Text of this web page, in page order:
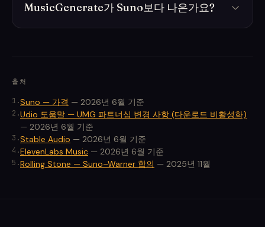
MusicGenerate가 Suno보다 나은가요?
출처
1 .Suno — 가격 — 2026년 6월 기준
2 .Udio 도움말 — UMG 파트너십 변경 사항 (다운로드 비활성화)
— 2026년 6월 기준
3 .Stable Audio — 2026년 6월 기준
4 .ElevenLabs Music — 2026년 6월 기준
5 .Rolling Stone — Suno–Warner 합의 — 2025년 11월